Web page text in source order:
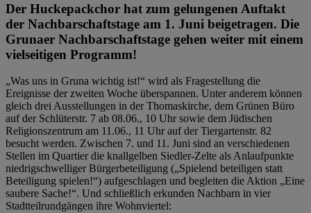
Der Huckepackchor hat zum gelungenen Auftakt
der Nachbarschaftstage am 1. Juni beigetragen. Die
Grunaer Nachbarschaftstage gehen weiter mit einem
vielseitigen Programm!
„Was uns in Gruna wichtig ist!“ wird als Fragestellung die
Ereignisse der zweiten Woche überspannen. Unter anderem können
gleich drei Ausstellungen in der Thomaskirche, dem Grünen Büro
auf der Schlüterstr. 7 ab 08.06., 10 Uhr sowie dem Jüdischen
Religionszentrum am 11.06., 11 Uhr auf der Tiergartenstr. 82
besucht werden. Zwischen 7. und 11. Juni sind an verschiedenen
Stellen im Quartier die knallgelben Siedler-Zelte als Anlaufpunkte
niedrigschwelliger Bürgerbeteiligung („Spielend beteiligen statt
Beteiligung spielen!“) aufgeschlagen und begleiten die Aktion „Eine
saubere Sache!“. Und schließlich erkunden Nachbarn in vier
Stadtteilrundgängen ihre Wohnviertel: